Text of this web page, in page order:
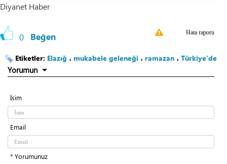
Diyanet Haber
0 Beğen Hata raporu
Etiketler: Elazığ ، mukabele geleneği ، ramazan ، Türkiye'de
Yorumun
İsim
Email
* Yorumunuz